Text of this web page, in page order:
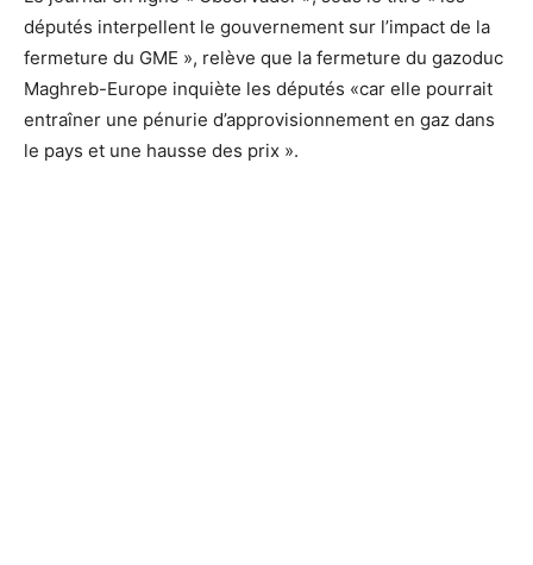
députés interpellent le gouvernement sur l’impact de la
fermeture du GME », relève que la fermeture du gazoduc
Maghreb-Europe inquiète les députés «car elle pourrait
entraîner une pénurie d’approvisionnement en gaz dans
le pays et une hausse des prix ».